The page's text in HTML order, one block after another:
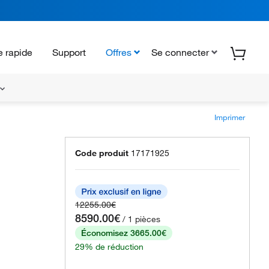
rapide Support Offres Se connecter
Imprimer
Code produit 17171925
12255.00€
8590.00€ / 1 pièces
Économisez 3665.00€
29% de réduction